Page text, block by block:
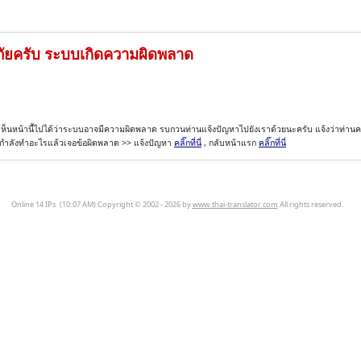
ครับ ระบบเกิดความผิดพลาด
นหน้านี้ไปได้ว่าระบบอาจมีความผิดพลาด รบกวนท่านแจ้งปัญหาไปยังเราด้วยนะครับ แจ้งว่าท่าน
ำลังทำอะไรแล้วเจอข้อผิดพลาด >> แจ้งปัญหา คลิ๊กที่นี่ , กลับหน้าแรก คลิ๊กที่นี่
Online 14 IPs. (10:07 AM) Copyright © 2002 - 2026 bywww.thai-translator.com All rights reserved.